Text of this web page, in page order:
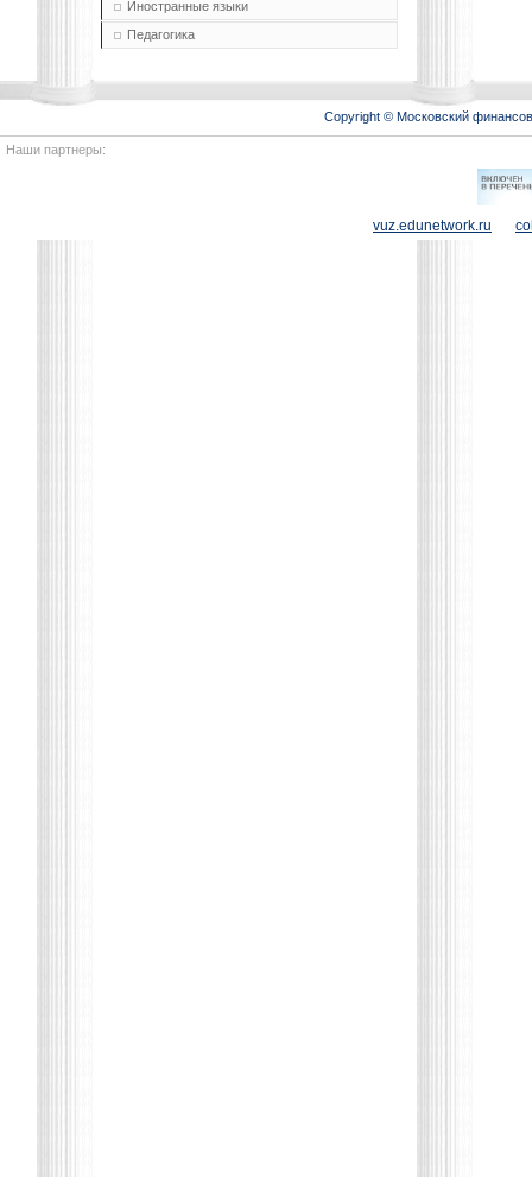
Иностранные языки
Педагогика
Copyright © Московский
Наши партнеры:
vuz.edunetwork.ru